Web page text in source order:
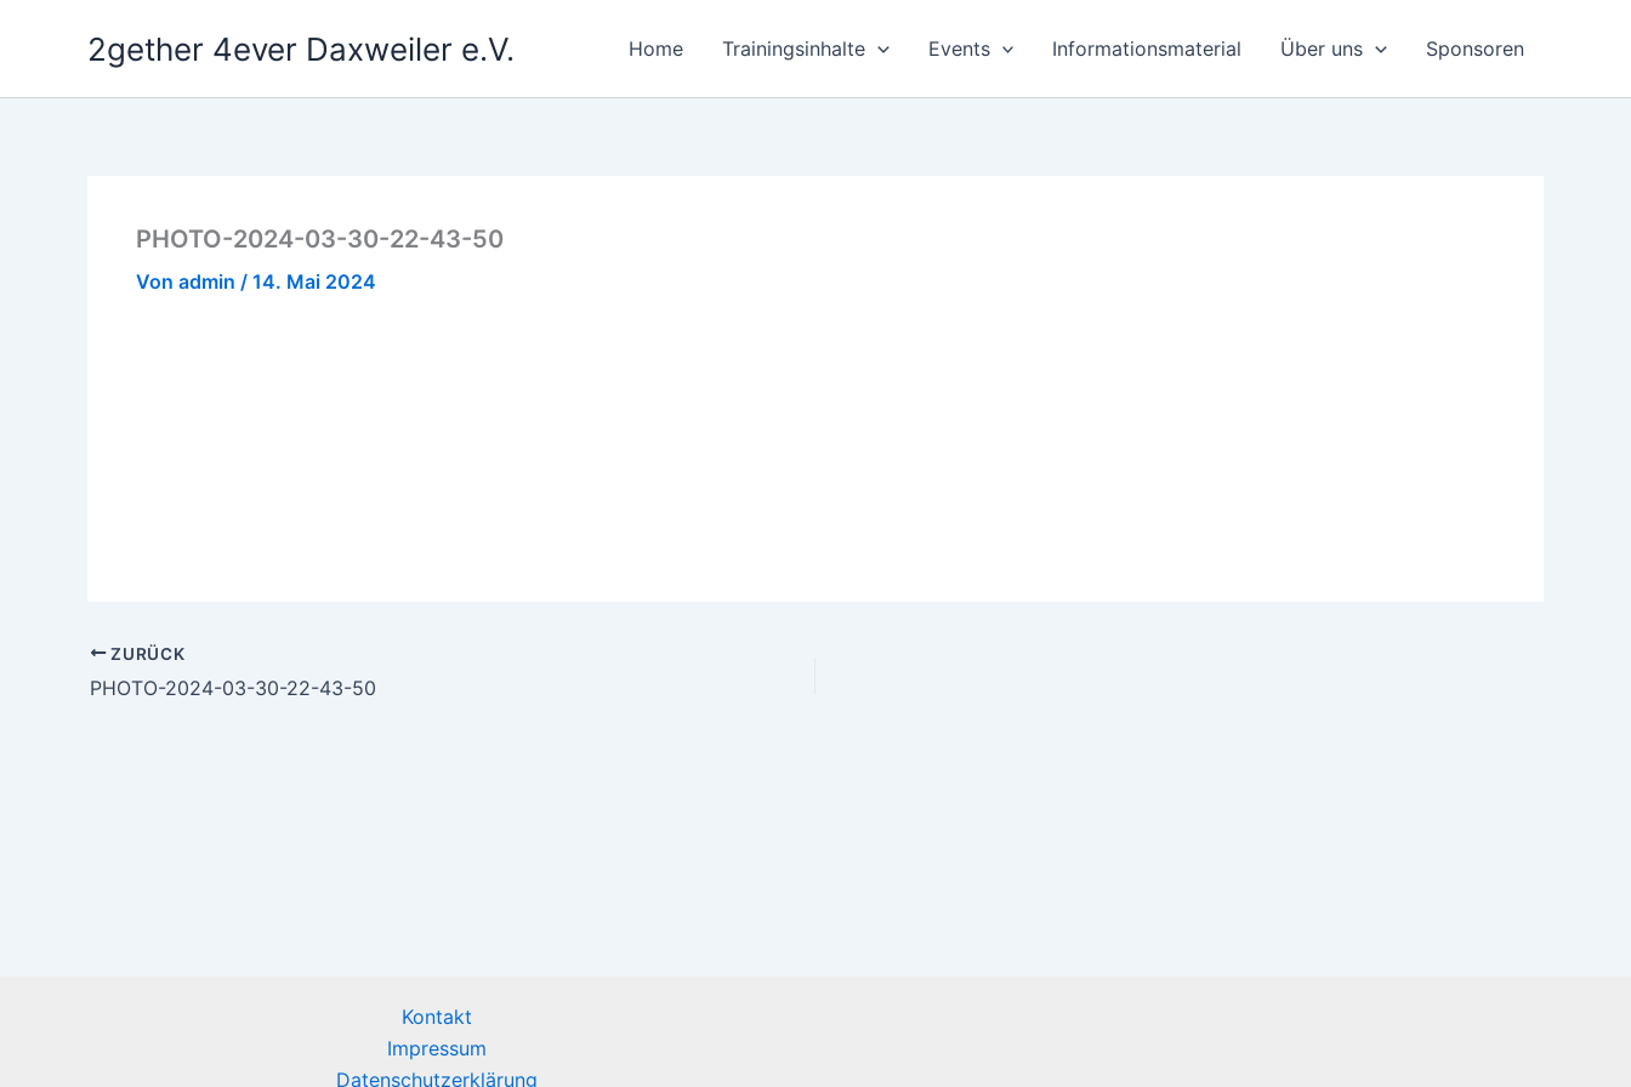
2gether 4ever Daxweiler e.V. Home Trainingsinhalte Events Informationsmaterial Über uns Sponsoren
PHOTO-2024-03-30-22-43-50
Von admin / 14. Mai 2024
ZURÜCK
PHOTO-2024-03-30-22-43-50
Kontakt
Impressum
Datenschutzerklärung